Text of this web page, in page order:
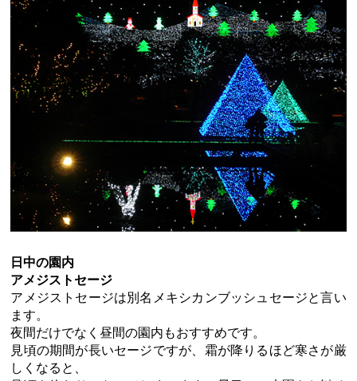
日中の園内
アメジストセージ
アメジストセージは別名メキシカンブッシュセージと言い
ます。
夜間だけでなく昼間の園内もおすすめです。
見頃の期間が長いセージですが、霜が降りるほど寒さが厳
しくなると、